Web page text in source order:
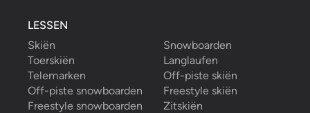
LESSEN
Skiën
Snowboarden
Toerskiën
Langlaufen
Telemarken
Off-piste skiën
Off-piste snowboarden
Freestyle skiën
Freestyle snowboarden
Zitskiën